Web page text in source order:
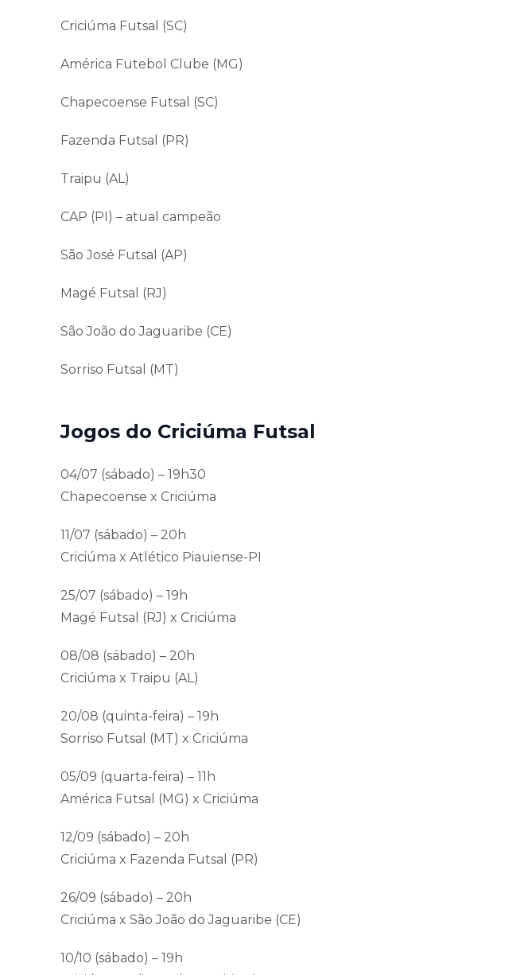
Criciúma Futsal (SC)
América Futebol Clube (MG)
Chapecoense Futsal (SC)
Fazenda Futsal (PR)
Traipu (AL)
CAP (PI) – atual campeão
São José Futsal (AP)
Magé Futsal (RJ)
São João do Jaguaribe (CE)
Sorriso Futsal (MT)
Jogos do Criciúma Futsal
04/07 (sábado) – 19h30
Chapecoense x Criciúma
11/07 (sábado) – 20h
Criciúma x Atlético Piauiense-PI
25/07 (sábado) – 19h
Magé Futsal (RJ) x Criciúma
08/08 (sábado) – 20h
Criciúma x Traipu (AL)
20/08 (quinta-feira) – 19h
Sorriso Futsal (MT) x Criciúma
05/09 (quarta-feira) – 11h
América Futsal (MG) x Criciúma
12/09 (sábado) – 20h
Criciúma x Fazenda Futsal (PR)
26/09 (sábado) – 20h
Criciúma x São João do Jaguaribe (CE)
10/10 (sábado) – 19h